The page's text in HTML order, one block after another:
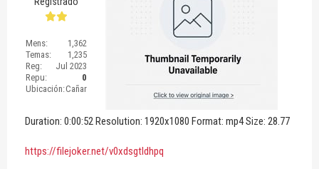
Mens:
1,362
Temas:
1,235
Reg:
Jul 2023
Repu:
0
Ubicación:Cañar
Duration: 0:00:52 Resolution: 1920x1080 Format: mp4 Size: 28.77
https://filejoker.net/v0xdsgtldhpq